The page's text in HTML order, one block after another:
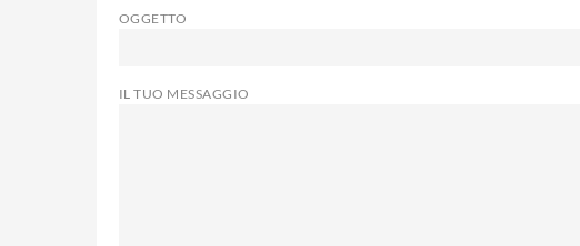
OGGETTO
IL TUO MESSAGGIO